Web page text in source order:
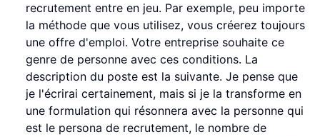
recrutement entre en jeu. Par exemple, peu importe
la méthode que vous utilisez, vous créerez toujours
une offre d'emploi. Votre entreprise souhaite ce
genre de personne avec ces conditions. La
description du poste est la suivante. Je pense que
je l'écrirai certainement, mais si je la transforme en
une formulation qui résonnera avec la personne qui
est le persona de recrutement, le nombre de